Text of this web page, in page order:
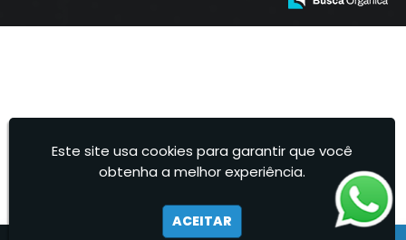
Este site usa cookies para garantir que você
obtenha a melhor experiência.
ACEITAR